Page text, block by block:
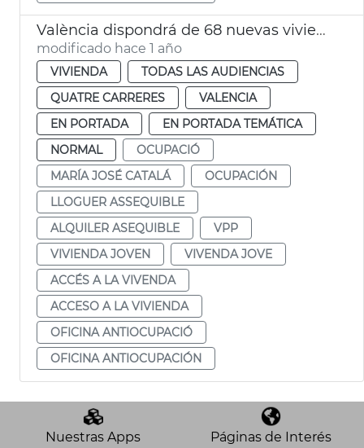
València dispondrá de 68 nuevas viviendas de alquiler asequible este verano
modificado hace 1 año
VIVIENDA
TODAS LAS AUDIENCIAS
QUATRE CARRERES
VALENCIA
EN PORTADA
EN PORTADA TEMÁTICA
NORMAL
OCUPACIÓ
MARÍA JOSÉ CATALÁ
OCUPACIÓN
LLOGUER ASSEQUIBLE
ALQUILER ASEQUIBLE
VPP
VIVIENDA JOVEN
VIVENDA JOVE
ACCÉS A LA VIVENDA
ACCESO A LA VIVIENDA
OFICINA ANTIOCUPACIÓ
OFICINA ANTIOCUPACIÓN
Nuestras Apps Páginas de Interés